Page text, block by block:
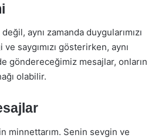
aynı zamanda duygularımızı
saygımızı gösterirken, aynı
göndereceğimiz mesajlar, onların
olabilir.
minnettarım. Senin sevgin ve